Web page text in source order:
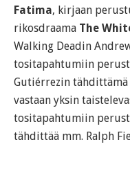
Fatima, kirjaan
rikosdraama The
Walking Deadin
tositapahtumiin
Gutiérrezin
vastaan yksin
tositapahtumiin
tähdittää mm. Ralph